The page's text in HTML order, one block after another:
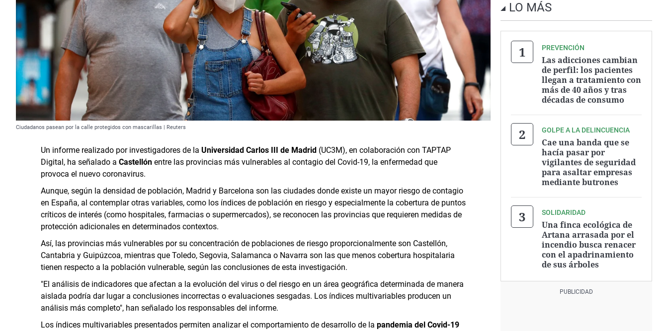
Ciudadanos pasean por la calle protegidos con mascarillas | Reuters
Un informe realizado por investigadores de la Universidad Carlos III de Madrid (UC3M), en colaboración con TAPTAP
Digital, ha señalado a Castellón entre las provincias más vulnerables al contagio del Covid-19, la enfermedad que
provoca el nuevo coronavirus.
Aunque, según la densidad de población, Madrid y Barcelona son las ciudades donde existe un mayor riesgo de contagio
en España, al contemplar otras variables, como los índices de población en riesgo y especialmente la cobertura de puntos
críticos de interés (como hospitales, farmacias o supermercados), se reconocen las provincias que requieren medidas de
protección adicionales en determinados contextos.
Así, las provincias más vulnerables por su concentración de poblaciones de riesgo proporcionalmente son Castellón,
Cantabria y Guipúzcoa, mientras que Toledo, Segovia, Salamanca o Navarra son las que menos cobertura hospitalaria
tienen respecto a la población vulnerable, según las conclusiones de esta investigación.
"El análisis de indicadores que afectan a la evolución del virus o del riesgo en un área geográfica determinada de manera
aislada podría dar lugar a conclusiones incorrectas o evaluaciones sesgadas. Los índices multivariables producen un
análisis más completo", han señalado los responsables del informe.
Los índices multivariables presentados permiten analizar el comportamiento de desarrollo de la pandemia del Covid-19
LO MÁS
PREVENCIÓN
Las adicciones cambian
de perfil: los pacientes
llegan a tratamiento con
más de 40 años y tras
décadas de consumo
GOLPE A LA DELINCUENCIA
Cae una banda que se
hacía pasar por
vigilantes de seguridad
para asaltar empresas
mediante butrones
SOLIDARIDAD
Una finca ecológica de
Artana arrasada por el
incendio busca renacer
con el apadrinamiento
de sus árboles